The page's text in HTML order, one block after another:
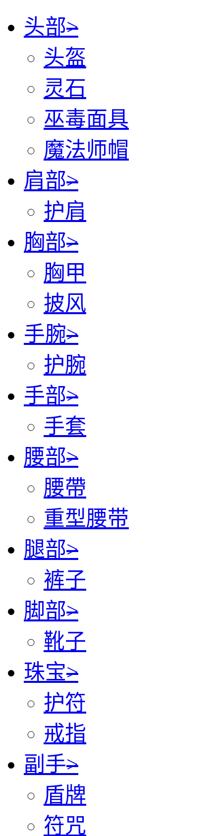
头部>
头盔
灵石
巫毒面具
魔法师帽
肩部>
护肩
胸部>
胸甲
披风
手腕>
护腕
手部>
手套
腰部>
腰帶
重型腰带
腿部>
裤子
脚部>
靴子
珠宝>
护符
戒指
副手>
盾牌
符咒